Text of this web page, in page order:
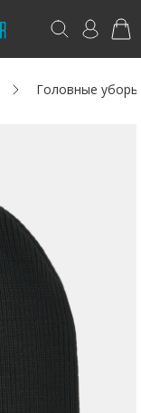
Головные уборы